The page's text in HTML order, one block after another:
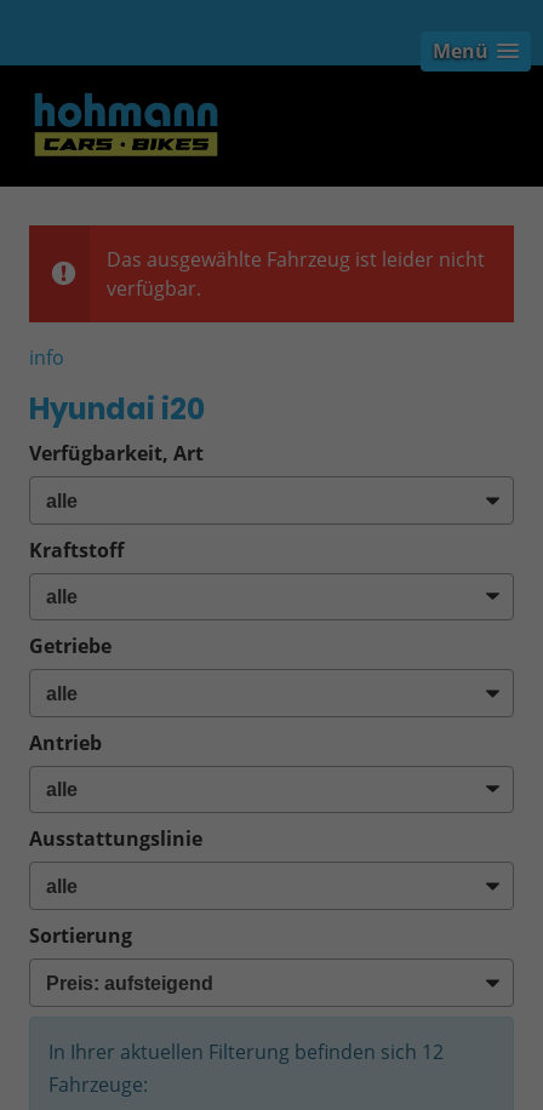
Menü
Das ausgewählte Fahrzeug ist leider nicht
verfügbar.
info
Hyundai i20
Verfügbarkeit, Art
Kraftstoff
Getriebe
Antrieb
Ausstattungslinie
Sortierung
In Ihrer aktuellen Filterung befinden sich 12
Fahrzeuge: